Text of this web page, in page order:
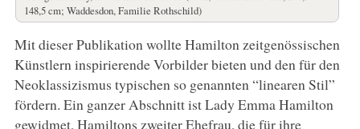
148,5 cm; Waddesdon, Familie Rothschild)
Mit dieser Publikation wollte Hamilton zeitgenössischen
Künstlern inspirierende Vorbilder bieten und den für den
Neoklassizismus typischen so genannten “linearen Stil”
fördern. Ein ganzer Abschnitt ist Lady Emma Hamilton
gewidmet, Hamiltons zweiter Ehefrau, die für ihre